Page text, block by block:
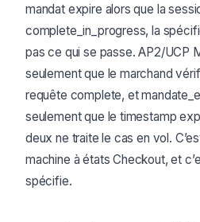
mandat expire alors que la
complete_in_progress, la
pas ce qui se passe. AP2/UCP
seulement que le marchand
requête complete, et
seulement que le timestamp
deux ne traite le cas en vol.
machine à états Checkout, et
spécifie.